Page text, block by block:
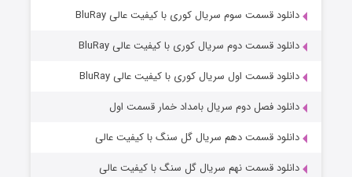
وستی ها
قسمت۱ (زیرنویس) منتشر شد
دانلود قسمت سوم سریال کوری با کیفیت عالی BluRay
دانلود قسمت دوم سریال کوری با کیفیت عالی BluRay
دانلود قسمت اول سریال کوری با کیفیت عالی BluRay
دانلود فصل دوم سریال بامداد خمار قسمت اول
دانلود قسمت دهم سریال گل سنگ با کیفیت عالی
دانلود قسمت نهم سریال گل سنگ با کیفیت عالی